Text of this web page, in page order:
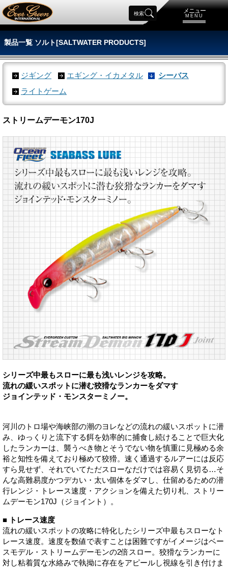
メニュー
MENU
検索
製品一覧 ソルト[SALTWATER PRODUCTS]
ジギング エギング・イカメタル
シーバス
ライトゲーム
ストリームデーモン170J
シリーズ中最もスローに最も浅いレンジを攻略。
流れの緩いスポットに潜む狡猾なランカーをダマす
ジョインテッド・モンスターミノー。
河川のトロ場や海峡部の潮のヨレなどの流れの緩いスポットに潜
み、ゆっくりと流下する餌を効率的に捕食し続けることで巨大化
したランカーは、襲うべき物とそうでない物を慎重に見極める余
裕と知性を備えており極めて狡猾。速く通過するルアーには反応
すら見せず、それでいてただスローなだけでは容易く見切る…そ
んな高難易度かつデカい・太い個体をダマし、仕留めるための潜
行レンジ・トレース速度・アクションを備えた切り札、ストリー
ムデーモン170J（ジョイント）。
■ トレース速度
流れの緩いスポットの攻略に特化したシリーズ中最もスローなト
レース速度。速度を数値で表すことは困難ですがイメージはベー
スモデル・ストリームデーモンの2倍スロー。狡猾なランカーに
対し粘着質な水絡みで執拗に存在をアピールし視線を引き付けま